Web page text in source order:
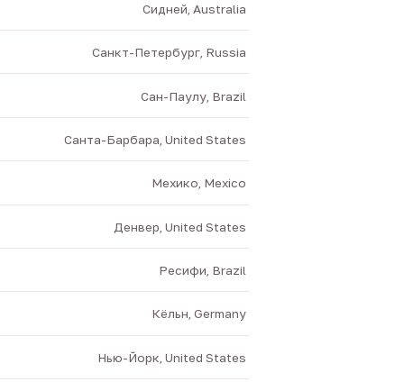
Сидней, Australia
Санкт-Петербург, Russia
Сан-Паулу, Brazil
Санта-Барбара, United States
Мехико, Mexico
Денвер, United States
Ресифи, Brazil
Кёльн, Germany
Нью-Йорк, United States